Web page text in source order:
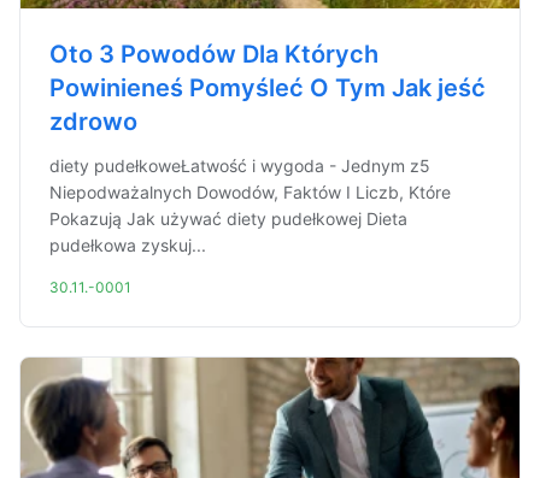
Oto 3 Powodów Dla Których
Powinieneś Pomyśleć O Tym Jak jeść
zdrowo
diety pudełkoweŁatwość i wygoda - Jednym z5
Niepodważalnych Dowodów, Faktów I Liczb, Które
Pokazują Jak używać diety pudełkowej Dieta
pudełkowa zyskuj...
30.11.-0001